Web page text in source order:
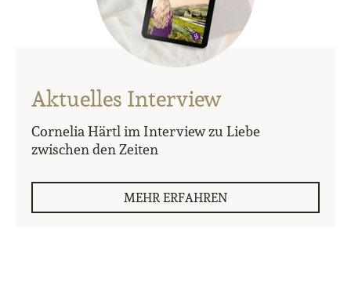
Aktuelles Interview
Cornelia Härtl im Interview zu Liebe
zwischen den Zeiten
MEHR ERFAHREN